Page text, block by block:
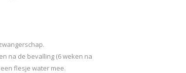
na de bevalling (6 weken na
flesje water mee.